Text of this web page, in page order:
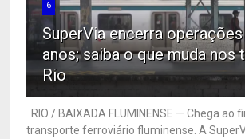
6
SuperVia encerra
anos; saiba o que muda nos
Rio
RIO / BAIXADA FLUMINENSE — Chega ao
transporte ferroviário fluminense. A